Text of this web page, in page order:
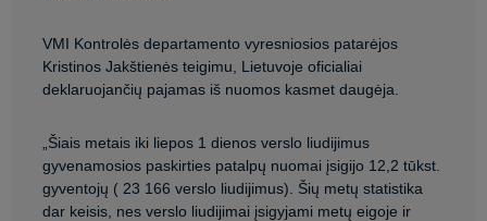
VMI Kontrolės departamento vyresniosios patarėjos
Kristinos Jakštienės teigimu, Lietuvoje oficialiai
deklaruojančių pajamas iš nuomos kasmet daugėja.
„Šiais metais iki liepos 1 dienos verslo liudijimus
gyvenamosios paskirties patalpų nuomai įsigijo 12,2 tūkst.
gyventojų ( 23 166 verslo liudijimus). Šių metų statistika
dar keisis, nes verslo liudijimai įsigyjami metų eigoje ir